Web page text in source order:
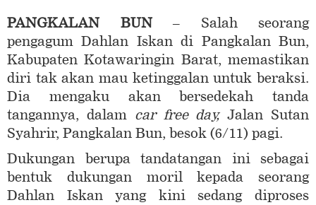
PANGKALAN BUN– Salah seorang
pengagum Dahlan Iskan di Pangkalan Bun,
Kabupaten Kotawaringin Barat, memastikan
diri tak akan mau ketinggalan untuk beraksi.
Dia mengaku akan bersedekah tanda
tangannya, dalam car free day,Jalan Sutan
Syahrir, Pangkalan Bun, besok (6/11) pagi.
Dukungan berupa tandatangan ini sebagai
bentuk dukungan moril kepada seorang
Dahlan Iskan yang kini sedang diproses